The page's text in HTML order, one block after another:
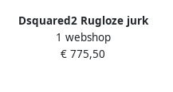
Dsquared2 Rugloze jurk
Pink Dames
1 webshop
€ 775,50